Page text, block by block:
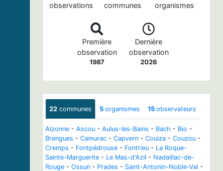
observations communes organismes
Première
observation
1987
Dernière
observation
2026
22 communes 5 organismes 15 observateurs
Alzonne - Ascou - Aulus-les-Bains - Bach - Bio -
Brengues - Camurac - Capvern - Couiza - Couzou -
Cremps - Fontpédrouse - Fontrieu - La Roque-
Sainte-Marguerite - Le Mas-d'Azil - Nadaillac-de-
Rouge - Ossun - Prades - Saint-Antonin-Noble-Val -